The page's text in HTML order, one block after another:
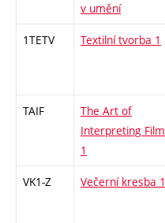
v umění
1TETV Textilní tvorba 1
TAIF
The Art of
Interpreting Film
1
VK1-Z Večerní kresba 1